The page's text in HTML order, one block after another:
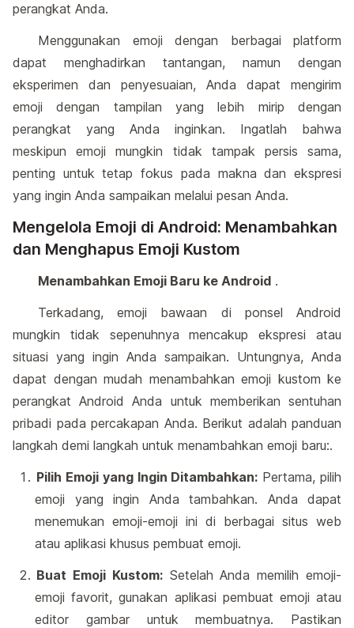
perangkat Anda.
Menggunakan emoji dengan berbagai platform
dapat menghadirkan tantangan, namun dengan
eksperimen dan penyesuaian, Anda dapat mengirim
emoji dengan tampilan yang lebih mirip dengan
perangkat yang Anda inginkan. Ingatlah bahwa
meskipun emoji mungkin tidak tampak persis sama,
penting untuk tetap fokus pada makna dan ekspresi
yang ingin Anda sampaikan melalui pesan Anda.
Mengelola Emoji di Android: Menambahkan
dan Menghapus Emoji Kustom
Menambahkan Emoji Baru ke Android .
Terkadang, emoji bawaan di ponsel Android
mungkin tidak sepenuhnya mencakup ekspresi atau
situasi yang ingin Anda sampaikan. Untungnya, Anda
dapat dengan mudah menambahkan emoji kustom ke
perangkat Android Anda untuk memberikan sentuhan
pribadi pada percakapan Anda. Berikut adalah panduan
langkah demi langkah untuk menambahkan emoji baru:.
Pilih Emoji yang Ingin Ditambahkan: Pertama, pilih
emoji yang ingin Anda tambahkan. Anda dapat
menemukan emoji-emoji ini di berbagai situs web
atau aplikasi khusus pembuat emoji.
Buat Emoji Kustom:Setelah Anda memilih emoji-
emoji favorit, gunakan aplikasi pembuat emoji atau
editor gambar untuk membuatnya. Pastikan